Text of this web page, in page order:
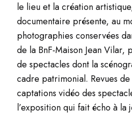
le lieu et la création
documentaire présente, au
photographies conservées
de la BnF-Maison Jean Vilar,
de spectacles dont la
cadre patrimonial. Revues
captations vidéo des
l’exposition qui fait écho à la